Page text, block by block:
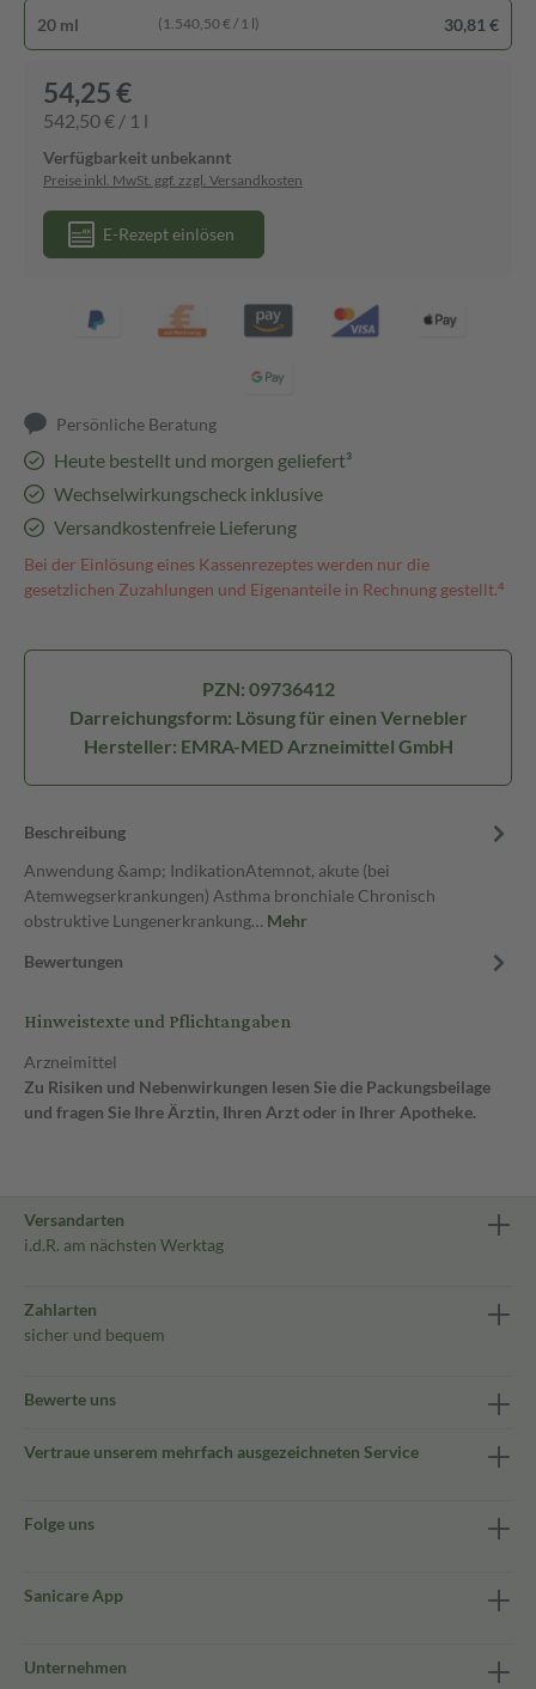
20 ml (1.540,50 € / 1 l) 30,81 €
54,25 €
542,50 € / 1 l
Verfügbarkeit unbekannt
Preise inkl. MwSt. ggf. zzgl. Versandkosten
E-Rezept einlösen
Persönliche Beratung
Heute bestellt und morgen geliefert³
Wechselwirkungscheck inklusive
Versandkostenfreie Lieferung
Bei der Einlösung eines Kassenrezeptes werden nur die
gesetzlichen Zuzahlungen und Eigenanteile in Rechnung gestellt.⁴
PZN: 09736412
Darreichungsform: Lösung für einen Vernebler
Hersteller: EMRA-MED Arzneimittel GmbH
Beschreibung
Anwendung &amp; IndikationAtemnot, akute (bei
Atemwegserkrankungen) Asthma bronchiale Chronisch
obstruktive Lungenerkrankung… Mehr
Bewertungen
Hinweistexte und Pflichtangaben
Arzneimittel
Zu Risiken und Nebenwirkungen lesen Sie die Packungsbeilage
und fragen Sie Ihre Ärztin, Ihren Arzt oder in Ihrer Apotheke.
Versandarten
i.d.R. am nächsten Werktag
Zahlarten
sicher und bequem
Bewerte uns
Vertraue unserem mehrfach ausgezeichneten Service
Folge uns
Sanicare App
Unternehmen